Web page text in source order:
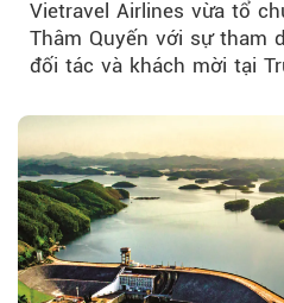
Vietravel Airlines vừa tổ
Thâm Quyến với sự tham
đối tác và khách mời tại